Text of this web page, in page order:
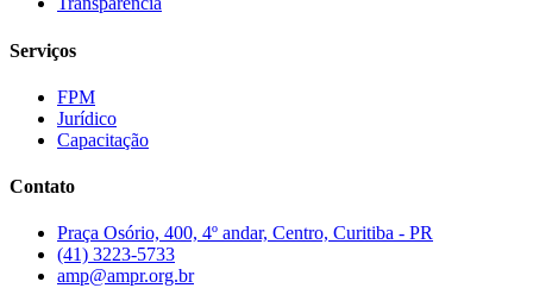
Serviços
FPM
Jurídico
Capacitação
Contato
Praça Osório, 400, 4º andar, Centro, Curitiba - PR
(41) 3223-5733
amp@ampr.org.br